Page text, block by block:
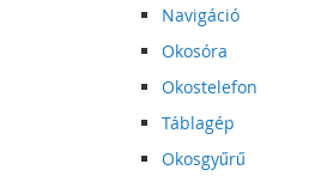
Navigáció
Okosóra
Okostelefon
Táblagép
Okosgyűrű